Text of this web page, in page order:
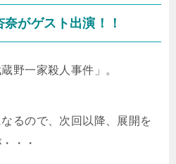
がゲスト出演！！
野一家殺人事件」。
るので、次回以降、展開を
・・